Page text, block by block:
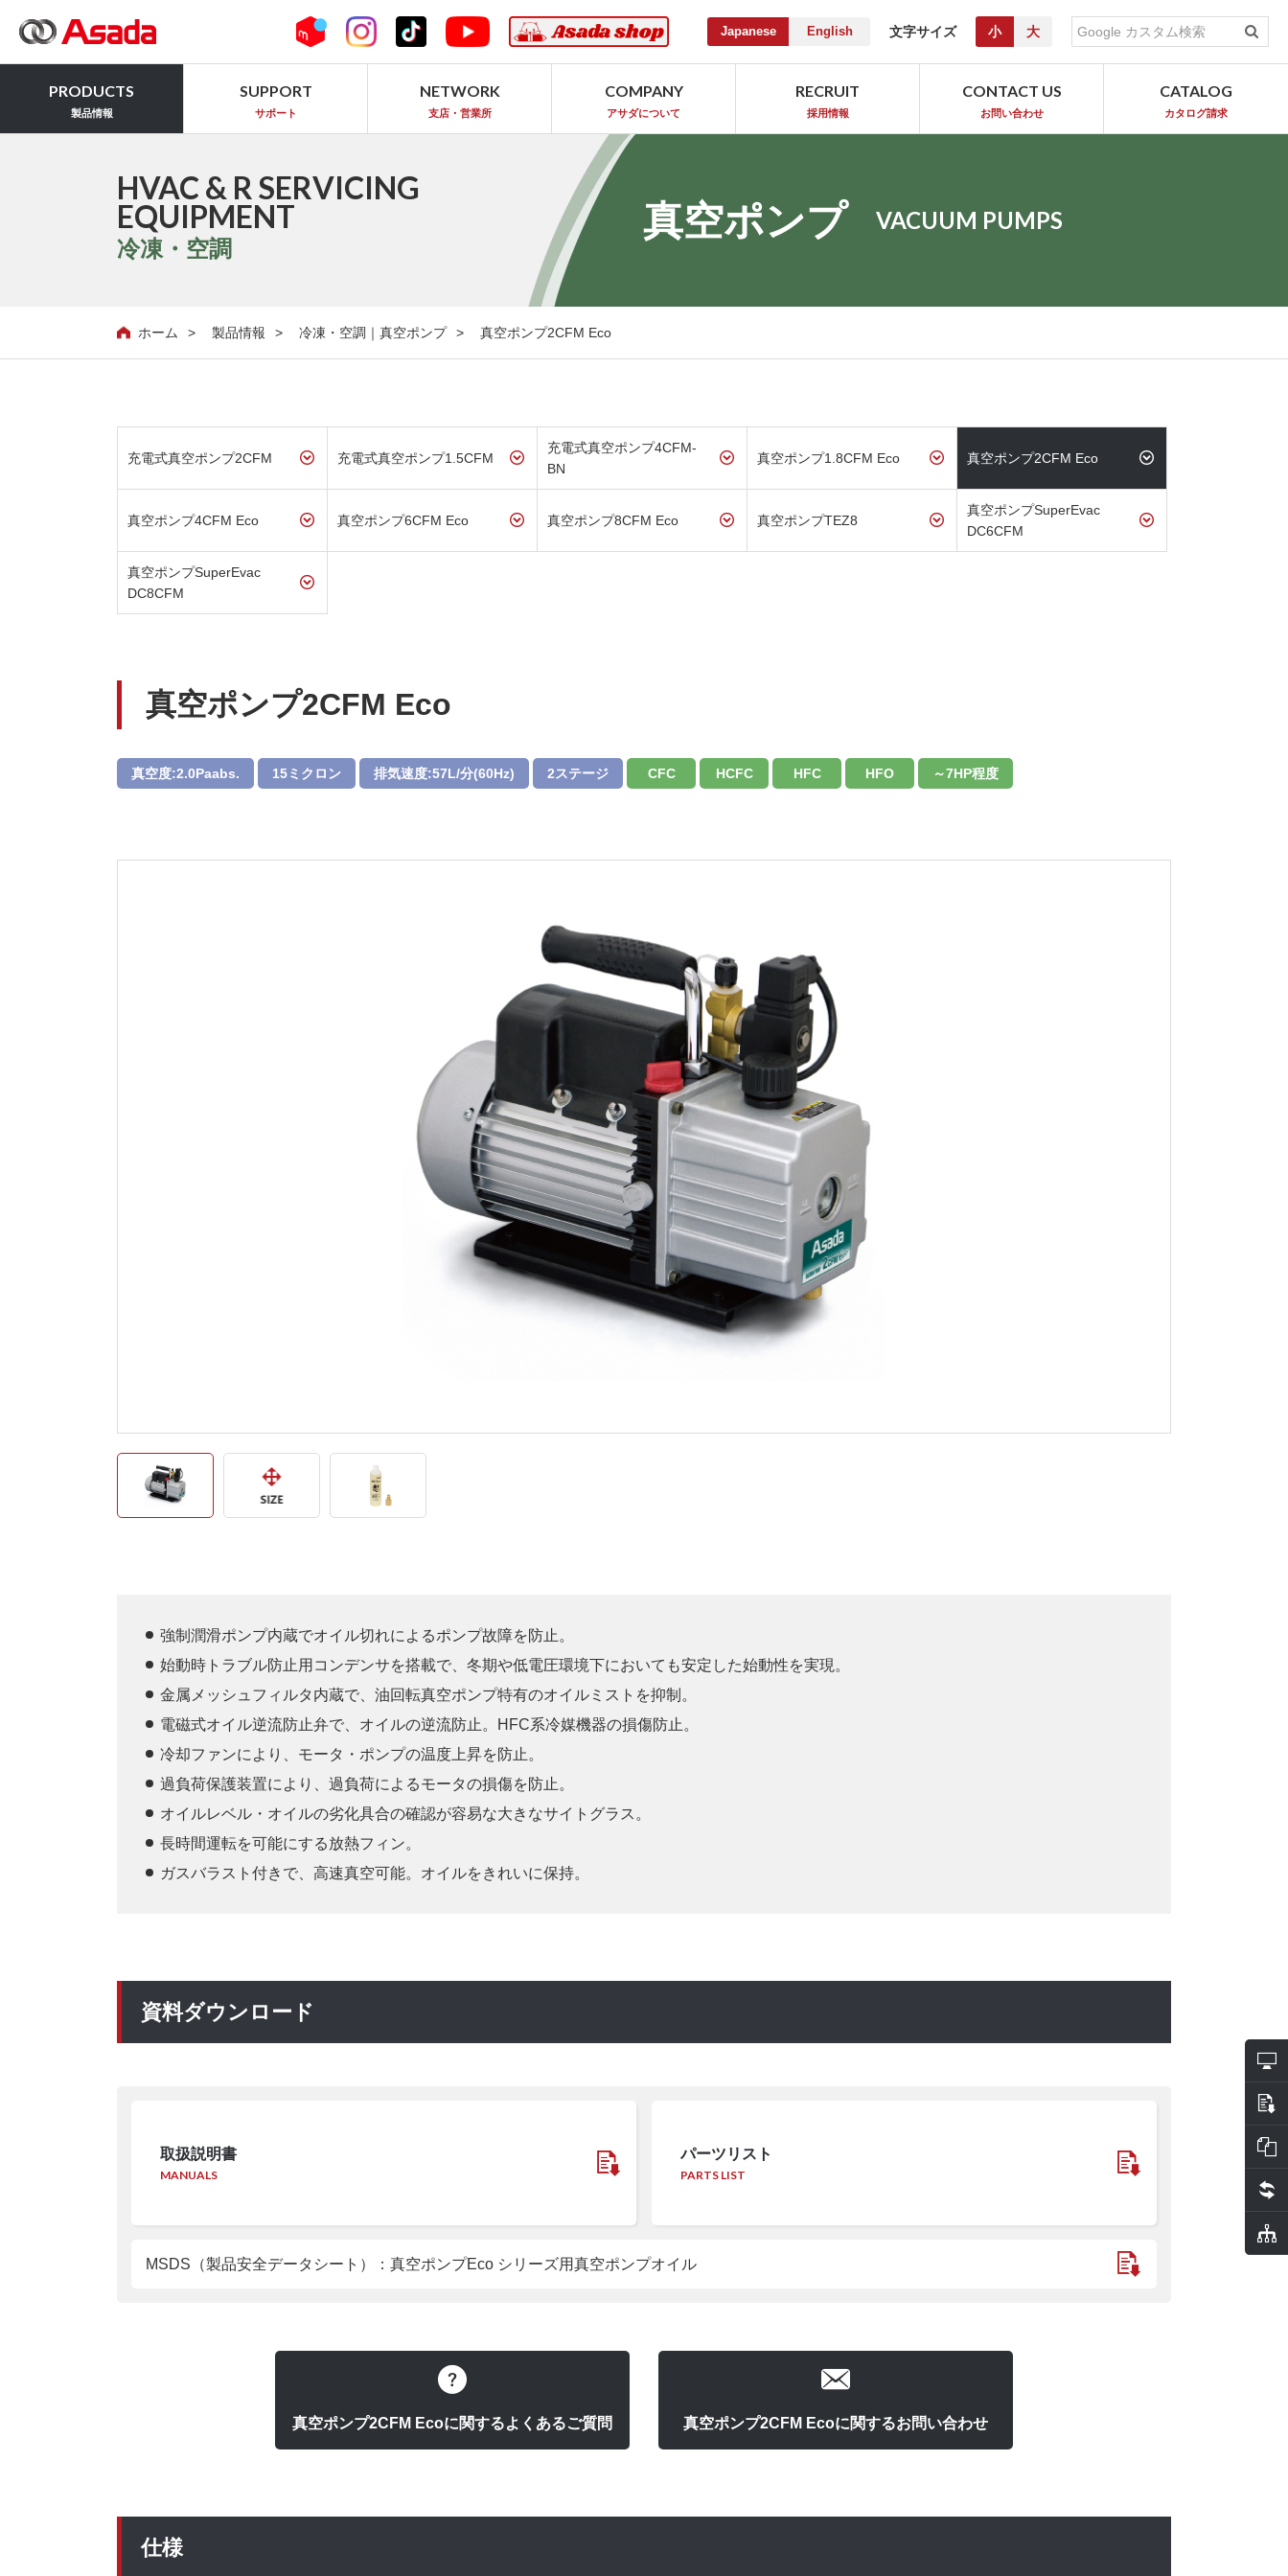
Japanese English 文字サイズ 小 大
PRODUCTS
製品情報
SUPPORT
サポート
NETWORK
支店・営業所
COMPANY
アサダについて
RECRUIT
採用情報
CONTACT US
お問い合わせ
CATALOG
カタログ請求
HVAC & R SERVICING
EQUIPMENT
冷凍・空調
真空ポンプ VACUUM PUMPS
ホーム 製品情報 冷凍・空調｜真空ポンプ 真空ポンプ2CFM Eco
充電式真空ポンプ2CFM 充電式真空ポンプ1.5CFM
充電式真空ポンプ4CFM-
BN
真空ポンプ1.8CFM Eco 真空ポンプ2CFM Eco
真空ポンプ4CFM Eco 真空ポンプ6CFM Eco 真空ポンプ8CFM Eco 真空ポンプTEZ8
真空ポンプSuperEvac
DC6CFM
真空ポンプSuperEvac
DC8CFM
真空ポンプ2CFM Eco
真空度:2.0Paabs. 15ミクロン 排気速度:57L/分(60Hz) 2ステージ CFC HCFC HFC HFO ～7HP程度
強制潤滑ポンプ内蔵でオイル切れによるポンプ故障を防止。
始動時トラブル防止用コンデンサを搭載で、冬期や低電圧環境下においても安定した始動性を実現。
金属メッシュフィルタ内蔵で、油回転真空ポンプ特有のオイルミストを抑制。
電磁式オイル逆流防止弁で、オイルの逆流防止。HFC系冷媒機器の損傷防止。
冷却ファンにより、モータ・ポンプの温度上昇を防止。
過負荷保護装置により、過負荷によるモータの損傷を防止。
オイルレベル・オイルの劣化具合の確認が容易な大きなサイトグラス。
長時間運転を可能にする放熱フィン。
ガスバラスト付きで、高速真空可能。オイルをきれいに保持。
資料ダウンロード
取扱説明書
MANUALS
パーツリスト
PARTS LIST
MSDS（製品安全データシート）：真空ポンプEco シリーズ用真空ポンプオイル
真空ポンプ2CFM Ecoに関するよくあるご質問 真空ポンプ2CFM Ecoに関するお問い合わせ
仕様